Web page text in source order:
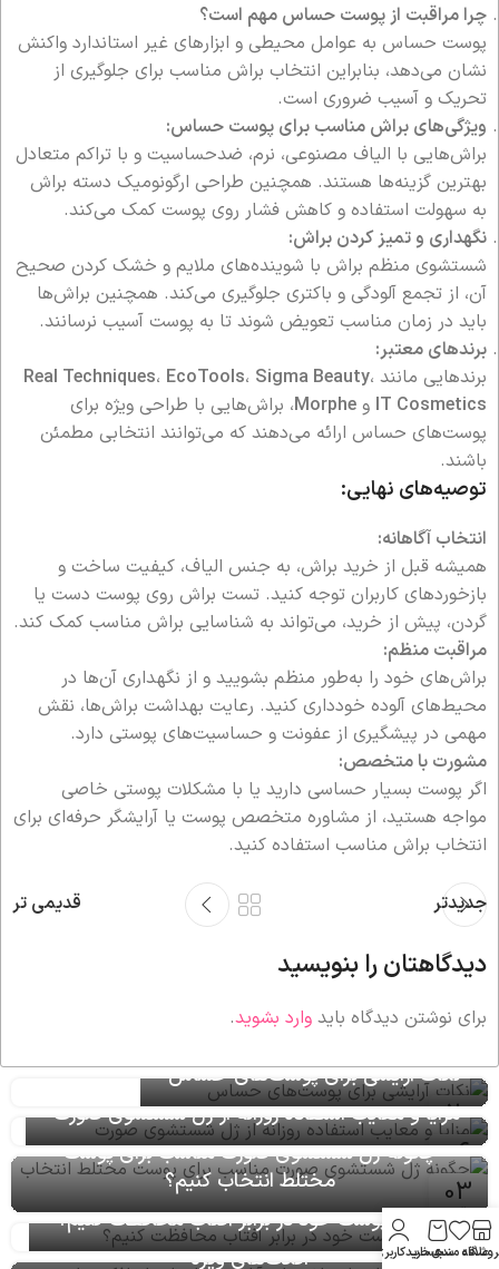
چرا مراقبت از پوست حساس مهم است؟
پوست حساس به عوامل محیطی و ابزارهای غیر استاندارد واکنش
نشان می‌دهد، بنابراین انتخاب براش مناسب برای جلوگیری از
تحریک و آسیب ضروری است.
ویژگی‌های براش مناسب برای پوست حساس:
براش‌هایی با الیاف مصنوعی، نرم، ضدحساسیت و با تراکم متعادل
بهترین گزینه‌ها هستند. همچنین طراحی ارگونومیک دسته براش
به سهولت استفاده و کاهش فشار روی پوست کمک می‌کند.
نگهداری و تمیز کردن براش:
شستشوی منظم براش با شوینده‌های ملایم و خشک کردن صحیح
آن، از تجمع آلودگی و باکتری جلوگیری می‌کند. همچنین براش‌ها
باید در زمان مناسب تعویض شوند تا به پوست آسیب نرسانند.
برندهای معتبر:
برندهایی مانند
Real Techniques، EcoTools، Sigma Beauty،
IT Cosmetics و Morphe، براش‌هایی با طراحی ویژه برای
پوست‌های حساس ارائه می‌دهند که می‌توانند انتخابی مطمئن
باشند.
توصیه‌های نهایی:
انتخاب آگاهانه:
همیشه قبل از خرید براش، به جنس الیاف، کیفیت ساخت و
بازخوردهای کاربران توجه کنید. تست براش روی پوست دست یا
گردن، پیش از خرید، می‌تواند به شناسایی براش مناسب کمک کند.
مراقبت منظم:
براش‌های خود را به‌طور منظم بشویید و از نگهداری آن‌ها در
محیط‌های آلوده خودداری کنید. رعایت بهداشت براش‌ها، نقش
مهمی در پیشگیری از عفونت و حساسیت‌های پوستی دارد.
مشورت با متخصص:
اگر پوست بسیار حساسی دارید یا با مشکلات پوستی خاصی
مواجه هستید، از مشاوره متخصص پوست یا آرایشگر حرفه‌ای برای
انتخاب براش مناسب استفاده کنید.
جدیدتر قدیمی تر
دیدگاهتان را بنویسید
برای نوشتن دیدگاه باید وارد بشوید.
20
خرداد
نکات آرایشی برای پوست‌های حساس
06
مرداد
مزایا و معایب استفاده روزانه از ژل شستشوی صورت
03
تیر
چگونه ژل شستشوی صورت مناسب برای پوست
مختلط انتخاب کنیم؟
12
چگونه از پوست خود در برابر آفتاب محافظت کنیم؟
آموزش استفاده از براش‌های آرایشی برای ایجاد
افکت‌های ویژه
علاقه مندیسبد خرید
حساب کاربری من